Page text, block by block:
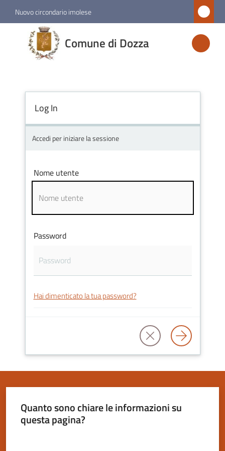
Vai al contenuto
Vai alla navigazione
Vai al footer
Nuovo circondario imolese
Comune di Dozza
Comune
di
Dozza
Amministrazione
Novità
Servizi
Servizi
argomenti
Seguici
Log In
Accedi per iniziare la sessione
Nome utente
Password
Hai dimenticato la tua password?
Quanto sono chiare le informazioni su
questa pagina?